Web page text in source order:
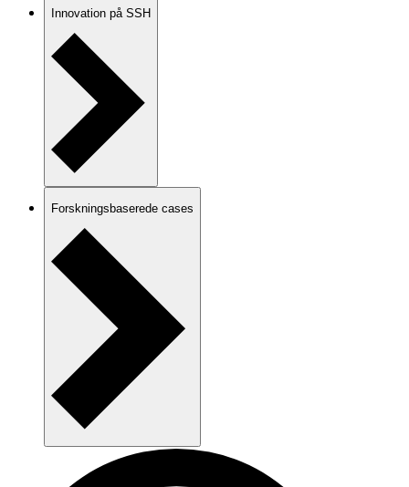
Innovation på SSH
Forskningsbaserede cases
Kontakt Forskningsinnovation